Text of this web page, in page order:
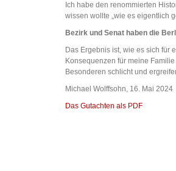
Ich habe den renommierten
wissen wollte „wie es eigentlich
Bezirk und Senat haben die
Das Ergebnis ist, wie es sich für
Konsequenzen für meine
Besonderen schlicht und
Michael Wolffsohn, 16. Mai 2024
Das Gutachten als PDF